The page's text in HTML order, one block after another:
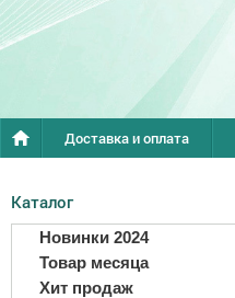
Доставка и оплата
Каталог
Новинки 2024
Товар месяца
Хит продаж